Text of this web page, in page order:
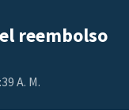
reembolso
A. M.